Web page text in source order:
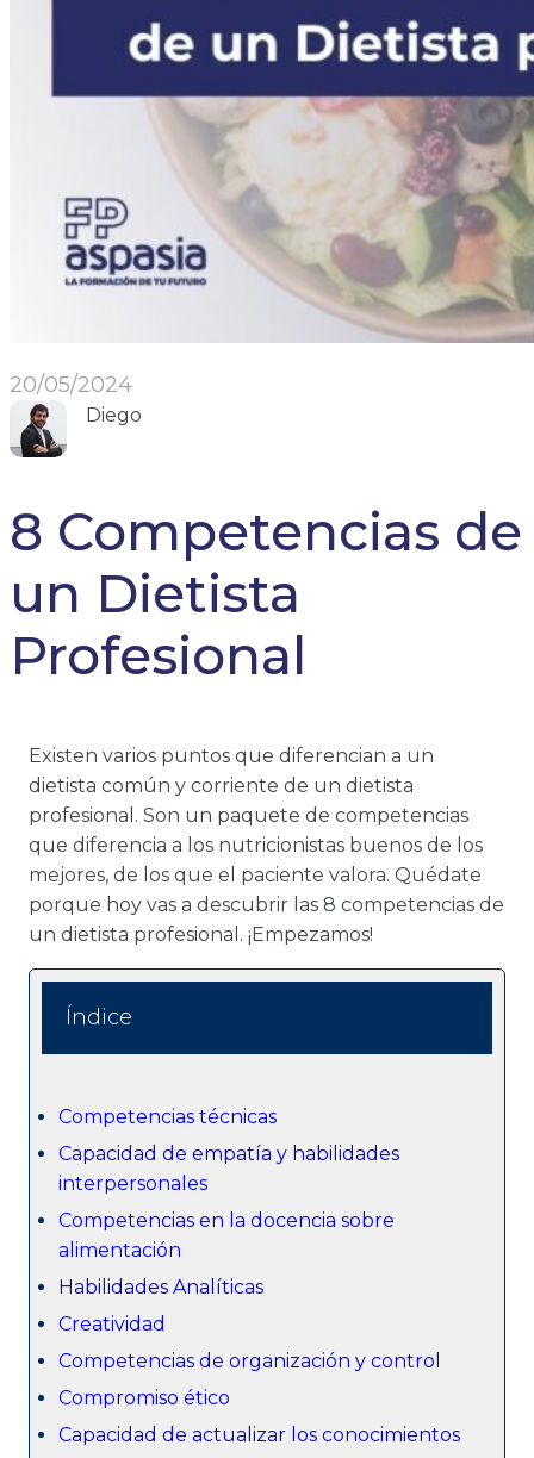
20/05/2024
Diego
8 Competencias de
un Dietista
Profesional
Existen varios puntos que diferencian a un
dietista común y corriente de un dietista
profesional. Son un paquete de competencias
que diferencia a los nutricionistas buenos de los
mejores, de los que el paciente valora. Quédate
porque hoy vas a descubrir las 8 competencias de
un dietista profesional. ¡Empezamos!
Índice
Competencias técnicas
Capacidad de empatía y habilidades
interpersonales
Competencias en la docencia sobre
alimentación
Habilidades Analíticas
Creatividad
Competencias de organización y control
Compromiso ético
Capacidad de actualizar los conocimientos